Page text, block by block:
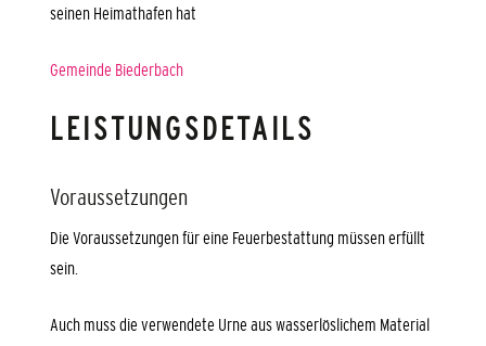
seinen Heimathafen hat
Gemeinde Biederbach
LEISTUNGSDETAILS
Voraussetzungen
Die Voraussetzungen für eine Feuerbestattung müssen erfüllt
sein.
Auch muss die verwendete Urne aus wasserlöslichem Material